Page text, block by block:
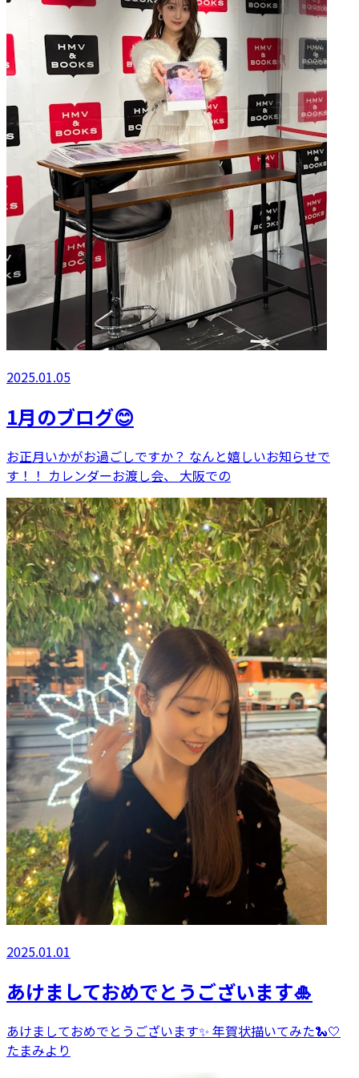
2025.01.05
1月のブログ😊
お正月いかがお過ごしですか？ なんと嬉しいお知らせで
す！！ カレンダーお渡し会、 大阪での
2025.01.01
あけましておめでとうございます🎍
あけましておめでとうございます✨️ 年賀状描いてみた🐍🤍
たまみより